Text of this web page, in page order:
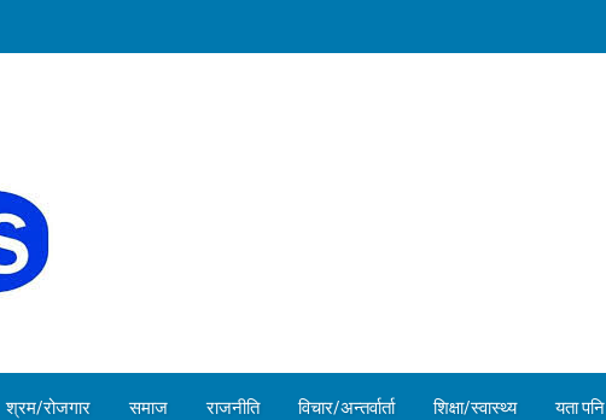
श्रम/रोजगार समाज राजनीति विचार/अन्तर्वार्ता शिक्षा/स्वास्थ्य यता पनि